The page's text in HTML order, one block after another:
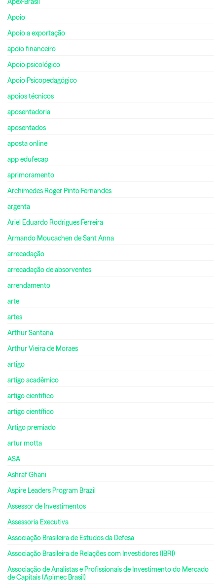
Apoio
Apoio a exportação
apoio financeiro
Apoio psicológico
Apoio Psicopedagógico
apoios técnicos
aposentadoria
aposentados
aposta online
app edufecap
aprimoramento
Archimedes Roger Pinto Fernandes
argenta
Ariel Eduardo Rodrigues Ferreira
Armando Moucachen de Sant Anna
arrecadação
arrecadação de absorventes
arrendamento
arte
artes
Arthur Santana
Arthur Vieira de Moraes
artigo
artigo acadêmico
artigo cientifico
artigo científico
Artigo premiado
artur motta
ASA
Ashraf Ghani
Aspire Leaders Program Brazil
Assessor de Investimentos
Assessoria Executiva
Associação Brasileira de Estudos da Defesa
Associação Brasileira de Relações com Investidores (IBRI)
Associação de Analistas e Profissionais de Investimento do Mercado
de Capitais (Apimec Brasil)